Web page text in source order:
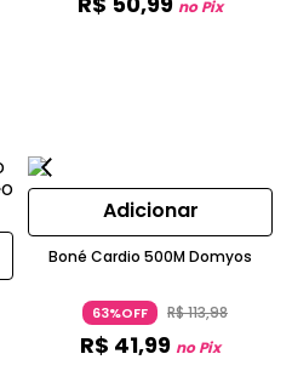
no Pix
Adicionar
Boné Cardio 500M Domyos
63%OFF R$113,98
R$ 41,99 no Pix